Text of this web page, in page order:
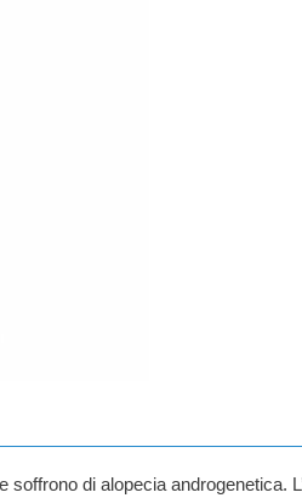
di alopecia androgenetica.